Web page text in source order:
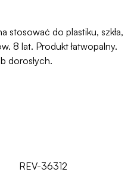
stosować do plastiku, szkła,
8 lat. Produkt łatwopalny.
dorosłych.
REV-36312